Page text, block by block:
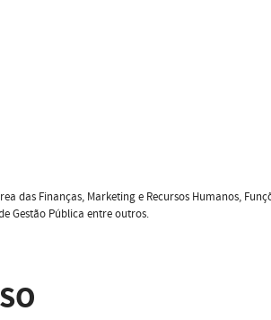
das Finanças, Marketing e Recursos Humanos,
Gestão Pública entre outros.